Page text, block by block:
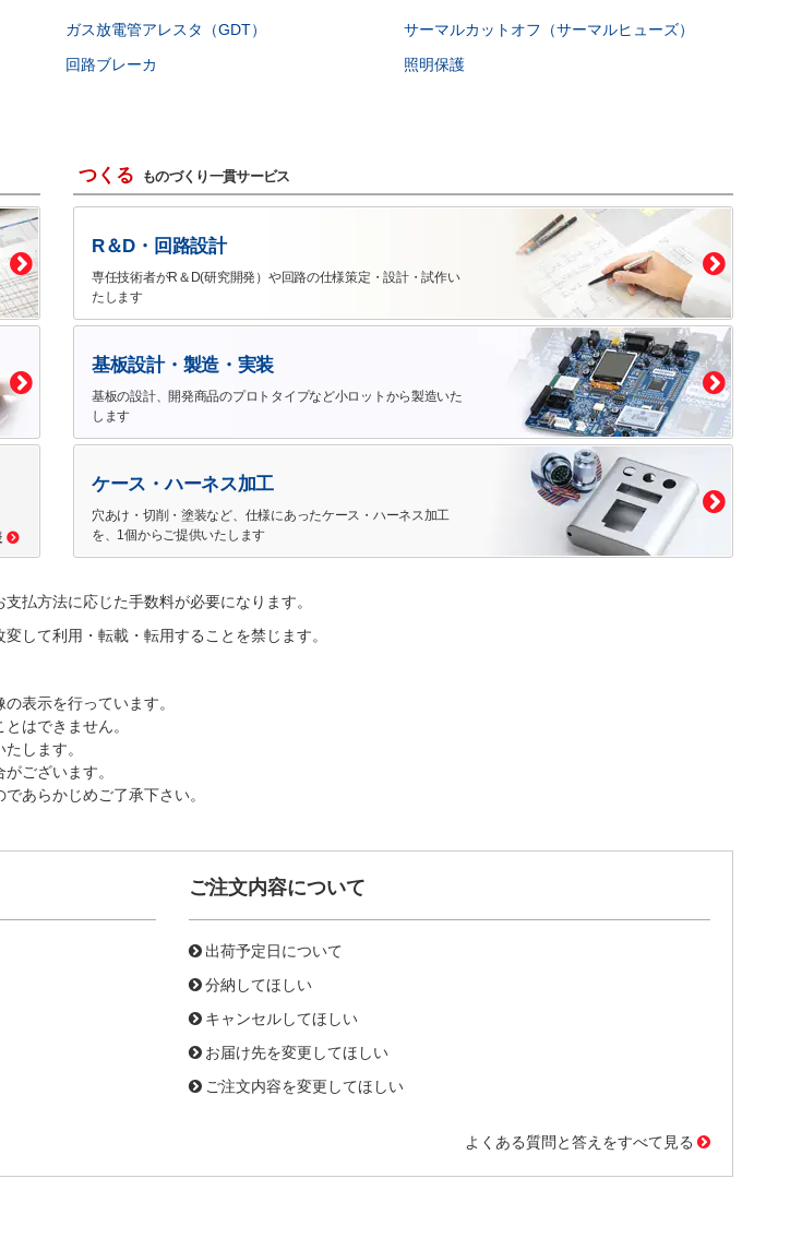
ガス放電管アレスタ（GDT）
サーマルカットオフ（サーマルヒューズ）
回路ブレーカ
照明保護
つくる ものづくり一貫サービス
R＆D・回路設計
専任技術者がR＆D(研究開発）や回路の仕様策定・設計・試作い
たします
基板設計・製造・実装
基板の設計、開発商品のプロトタイプなど小ロットから製造いた
します
ケース・ハーネス加工
穴あけ・切削・塗装など、仕様にあったケース・ハーネス加工
を、1個からご提供いたします
払方法に応じた手数料が必要になります。
して利用・転載・転用することを禁じます。
表示を行っています。
はできません。
します。
ございます。
あらかじめご了承下さい。
ご注文内容について
出荷予定日について
分納してほしい
キャンセルしてほしい
お届け先を変更してほしい
ご注文内容を変更してほしい
よくある質問と答えをすべて見る